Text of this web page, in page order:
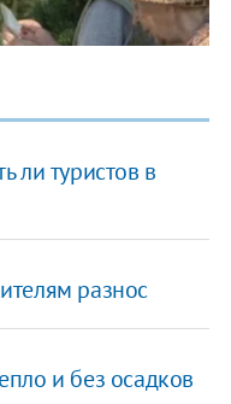
ли туристов в
разнос
и без осадков